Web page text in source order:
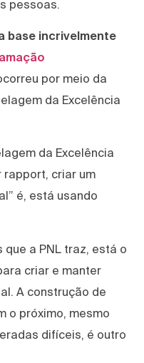
pessoas.
base incrivelmente
por meio da
da Excelência
da Excelência
rapport, criar um
é, está usando
a PNL traz, está o
criar e manter
A construção de
o próximo, mesmo
difíceis, é outro